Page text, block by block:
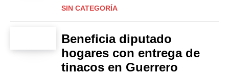
SIN CATEGORÍA
Beneficia diputado
hogares con entrega de
tinacos en Guerrero